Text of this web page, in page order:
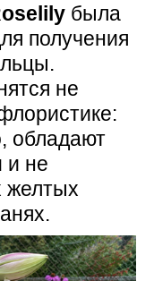
была
получения
не
обладают
не
желтых